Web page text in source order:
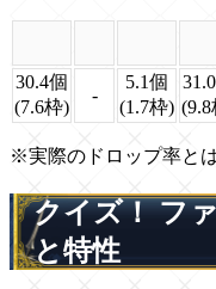
30.4個
(7.6枠)
-
5.1個
(1.7枠) (9.8
※実際のドロップ率と
クイズ！ フ
と特性